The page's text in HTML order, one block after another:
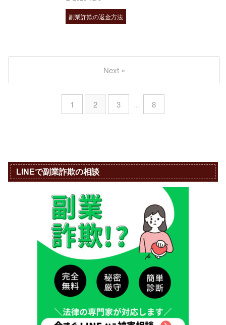
副業詐欺の返金方法
1 2 3 … 8
Next »
LINEで副業詐欺の相談